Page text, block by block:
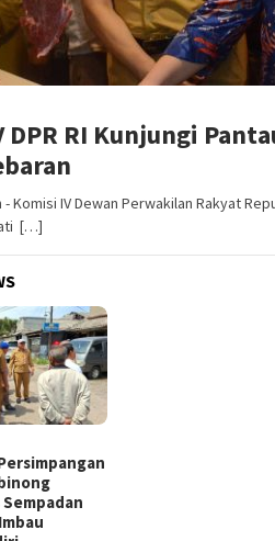
DPR RI Kunjungi
Komisi IV Dewan Perwakilan Rakyat
[…]